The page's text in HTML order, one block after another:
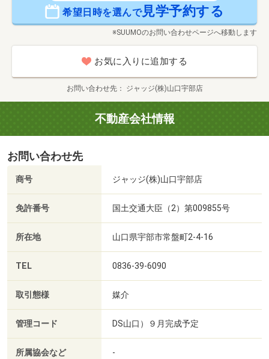
希望日時を選んで見学予約する
※SUUMOのお問い合わせページへ移動します
お気に入りに追加する
お問い合わせ先 ジャッジ(株)山口宇部店
不動産会社情報
お問い合わせ先
商号 ジャッジ(株)山口宇部店
免許番号 国土交通大臣（2）第009855号
所在地 山口県宇部市常盤町2-4-16
TEL 0836-39-6090
取引態様 媒介
管理コード DS山口）９月完成予定
所属協会など -